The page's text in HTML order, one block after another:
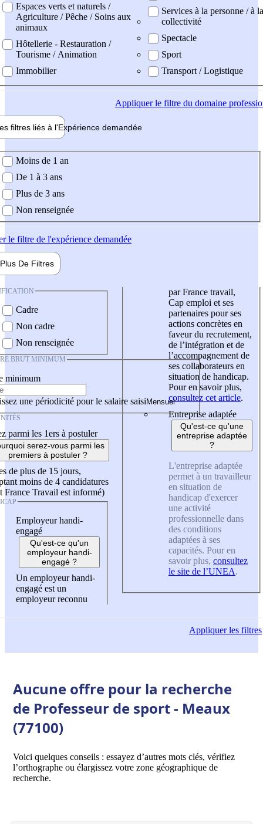
Espaces verts et naturels /
Agriculture / Pêche / Soins aux
animaux
Hôtellerie - Restauration /
Tourisme / Animation
Immobilier
Services à la personne / à la
collectivité
Spectacle
Sport
Transport / Logistique
Appliquerle filtre du domaine
filtres liés à l'Expérience demandée
demandée
Moins de 1 an
De 1 à 3 ans
Plus de 3 ans
Non renseignée
le filtre de l'expérience demandée
Plus De Filtres
Cadre
Non cadre
Non renseignée
BRUT MINIMUM
minimum
une périodicité pour le salaire saisi
parmi les 1ers à postuler
serez-vous parmi les
premiers à postuler ?
de plus de 15 jours,
moins de 4 candidatures
France Travail est informé)
Employeur handi-
engagé
Qu'est-ce qu'un
employeur handi-
engagé ?
Un employeur handi-
engagé est un
employeur reconnu
par France travail,
Cap emploi et ses
partenaires pour ses
actions concrètes en
faveur du recrutement,
de l’intégration et de
l’accompagnement de
ses collaborateurs en
situation de handicap.
Pour en savoir plus,
consultez cet article.
Entreprise adaptée
Qu'est-ce qu'une
entreprise adaptée
?
L'entreprise adaptée
permet à un travailleur
en situation de
handicap d'exercer
une activité
professionnelle dans
des conditions
adaptées à ses
capacités. Pour en
savoir plus, consultez
le site de l’UNEA.
Appliquerles filtres
Aucune offre pour la recherche
de Professeur de sport - Meaux
(77100)
Voici quelques conseils : essayez d’autres mots clés, vérifiez
l’orthographe ou élargissez votre zone géographique de
recherche.